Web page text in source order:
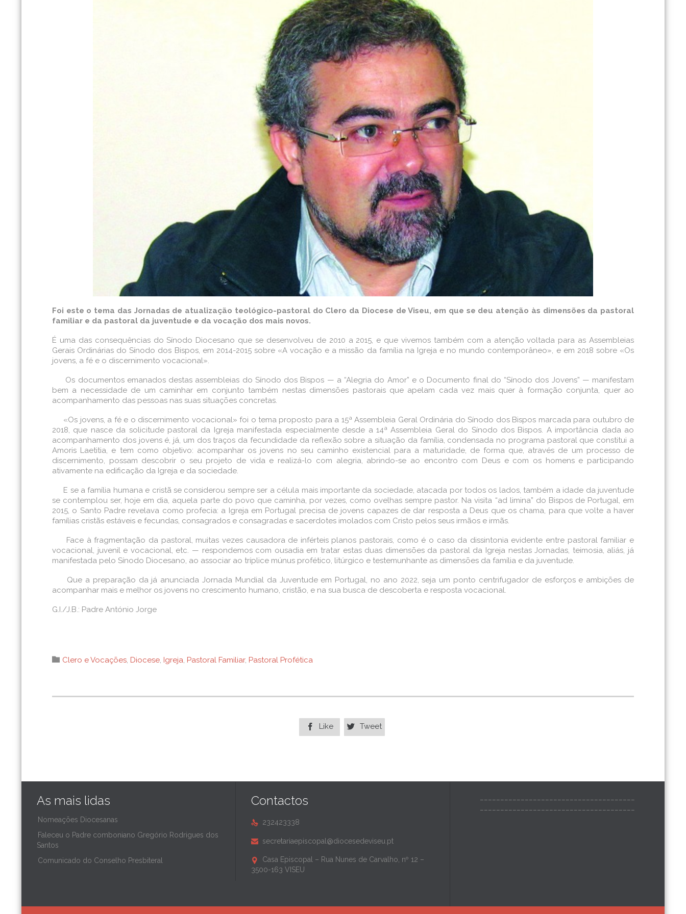
Foi este o tema das Jornadas de atualização teológico-pastoral do Clero da Diocese de Viseu, em que se deu atenção às dimensões da pastoral
familiar e da pastoral da juventude e da vocação dos mais novos.
É uma das consequências do Sínodo Diocesano que se desenvolveu de 2010 a 2015, e que vivemos também com a atenção voltada para as Assembleias
Gerais Ordinárias do Sínodo dos Bispos, em 2014-2015 sobre «A vocação e a missão da família na Igreja e no mundo contemporâneo», e em 2018 sobre «Os
jovens, a fé e o discernimento vocacional».
Os documentos emanados destas assembleias do Sínodo dos Bispos — a “Alegria do Amor” e o Documento final do “Sínodo dos Jovens” — manifestam
bem a necessidade de um caminhar em conjunto também nestas dimensões pastorais que apelam cada vez mais quer à formação conjunta, quer ao
acompanhamento das pessoas nas suas situações concretas.
«Os jovens, a fé e o discernimento vocacional» foi o tema proposto para a 15ª Assembleia Geral Ordinária do Sínodo dos Bispos marcada para outubro de
2018, que nasce da solicitude pastoral da Igreja manifestada especialmente desde a 14ª Assembleia Geral do Sínodo dos Bispos. A importância dada ao
acompanhamento dos jovens é, já, um dos traços da fecundidade da reflexão sobre a situação da família, condensada no programa pastoral que constitui a
Amoris Laetitia, e tem como objetivo: acompanhar os jovens no seu caminho existencial para a maturidade, de forma que, através de um processo de
discernimento, possam descobrir o seu projeto de vida e realizá-lo com alegria, abrindo-se ao encontro com Deus e com os homens e participando
ativamente na edificação da Igreja e da sociedade.
E se a família humana e cristã se considerou sempre ser a célula mais importante da sociedade, atacada por todos os lados, também a idade da juventude
se contemplou ser, hoje em dia, aquela parte do povo que caminha, por vezes, como ovelhas sempre pastor. Na visita “ad limina” do Bispos de Portugal, em
2015, o Santo Padre revelava como profecia: a Igreja em Portugal precisa de jovens capazes de dar resposta a Deus que os chama, para que volte a haver
famílias cristãs estáveis e fecundas, consagrados e consagradas e sacerdotes imolados com Cristo pelos seus irmãos e irmãs.
Face à fragmentação da pastoral, muitas vezes causadora de inférteis planos pastorais, como é o caso da dissintonia evidente entre pastoral familiar e
vocacional, juvenil e vocacional, etc. — respondemos com ousadia em tratar estas duas dimensões da pastoral da Igreja nestas Jornadas, teimosia, aliás, já
manifestada pelo Sínodo Diocesano, ao associar ao tríplice múnus profético, litúrgico e testemunhante as dimensões da família e da juventude.
Que a preparação da já anunciada Jornada Mundial da Juventude em Portugal, no ano 2022, seja um ponto centrifugador de esforços e ambições de
acompanhar mais e melhor os jovens no crescimento humano, cristão, e na sua busca de descoberta e resposta vocacional.
G.I./J.B.: Padre António Jorge
 Category
Clero e Vocações, Diocese, Igreja, Pastoral Familiar, Pastoral Profética
 Like  Tweet
As mais lidas
Nomeações Diocesanas
Faleceu o Padre comboniano Gregório Rodrigues dos
Santos
Comunicado do Conselho Presbiteral
Contactos
 232423338
 secretariaepiscopal@diocesedeviseu.pt

Casa Episcopal – Rua Nunes de Carvalho, nº 12 –
3500-163 VISEU